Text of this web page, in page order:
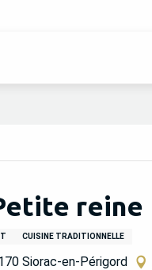
reine
CUISINE TRADITIONNELLE
Siorac-en-Périgord